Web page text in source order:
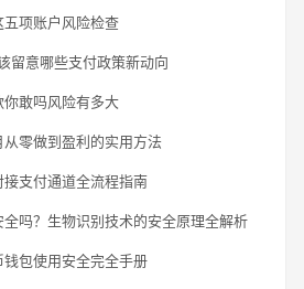
五项账户风险检查
留意哪些支付政策新动向
你敢吗风险有多大
从零做到盈利的实用方法
接支付通道全流程指南
全吗？生物识别技术的安全原理全解析
钱包使用安全完全手册